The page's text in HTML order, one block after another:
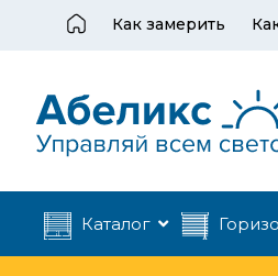
Как замерить
Каталог